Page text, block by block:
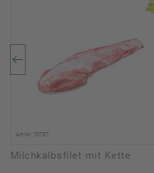
Art-Nr. 70737
Milchkalbsfilet mit Kette